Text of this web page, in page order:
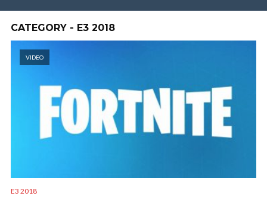
CATEGORY - E3 2018
VIDEO
E3 2018